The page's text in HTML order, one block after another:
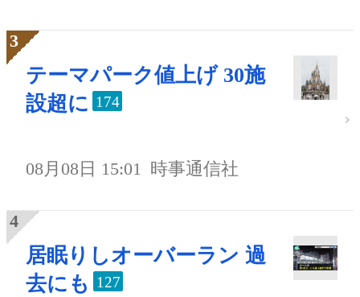
テーマパーク値上げ 30施
設超に 174
08月08日 15:01 時事通信社
居眠りしオーバーラン 過
去にも
127